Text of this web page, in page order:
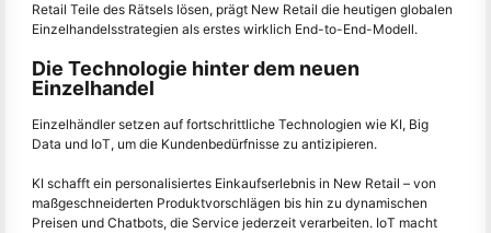
Retail Teile des Rätsels lösen, prägt New Retail die heutigen globalen
Einzelhandelsstrategien als erstes wirklich End-to-End-Modell.
Die Technologie hinter dem neuen
Einzelhandel
Einzelhändler setzen auf fortschrittliche Technologien wie KI, Big
Data und IoT, um die Kundenbedürfnisse zu antizipieren.
KI schafft ein personalisiertes Einkaufserlebnis in New Retail – von
maßgeschneiderten Produktvorschlägen bis hin zu dynamischen
Preisen und Chatbots, die Service jederzeit verarbeiten. IoT macht